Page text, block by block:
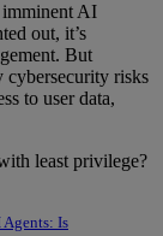
AI
out, it’s
But
cybersecurity risks
to user data,
least privilege?
Is